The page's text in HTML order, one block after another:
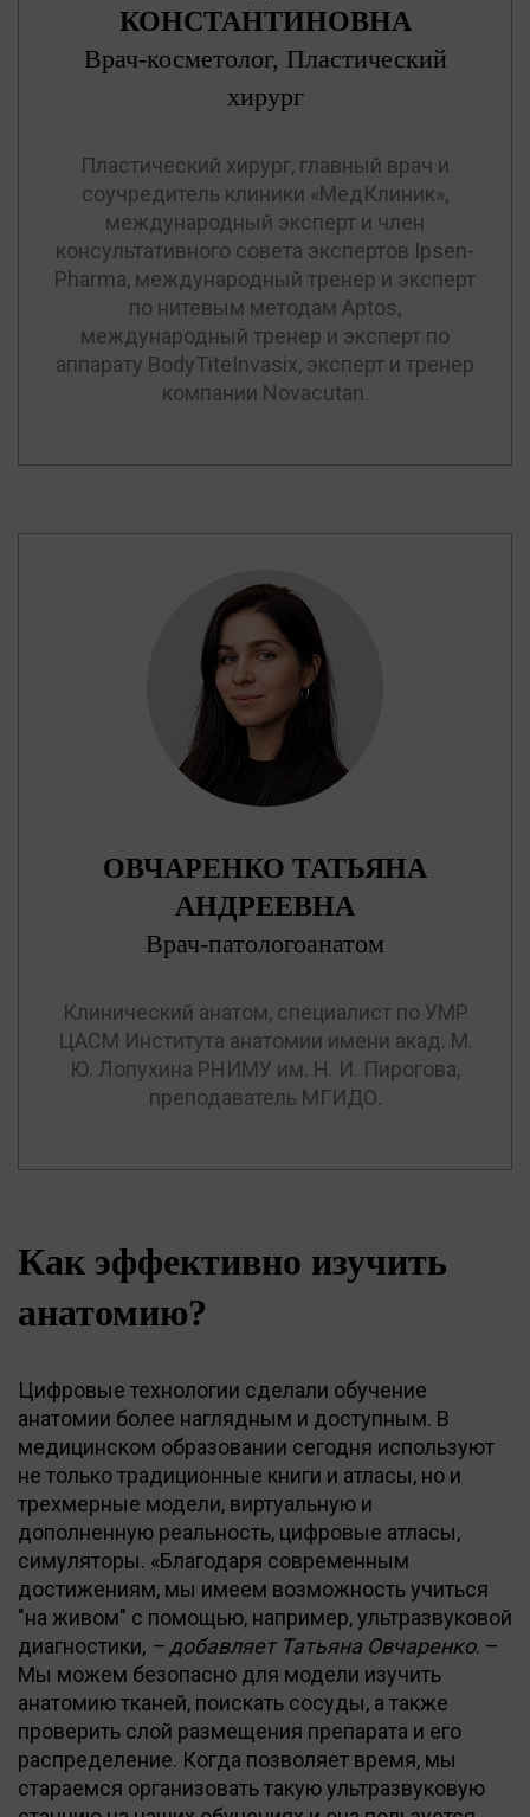
КОНСТАНТИНОВНА
Врач-косметолог, Пластический
хирург
Пластический хирург, главный врач и
соучредитель клиники «МедКлиник»,
международный эксперт и член
консультативного совета экспертов Ipsen-
Pharma, международный тренер и эксперт
по нитевым методам Aptos,
международный тренер и эксперт по
аппарату BodyTiteInvasix, эксперт и тренер
компании Novacutan.
ОВЧАРЕНКО ТАТЬЯНА
АНДРЕЕВНА
Врач-патологоанатом
Клинический анатом, специалист по УМР
ЦАСМ Института анатомии имени акад. М.
Ю. Лопухина РНИМУ им. Н. И. Пирогова,
преподаватель МГИДО.
Как эффективно изучить
анатомию?
Цифровые технологии сделали обучение
анатомии более наглядным и доступным. В
медицинском образовании сегодня используют
не только традиционные книги и атласы, но и
трехмерные модели, виртуальную и
дополненную реальность, цифровые атласы,
симуляторы. «Благодаря современным
достижениям, мы имеем возможность учиться
"на живом" с помощью, например, ультразвуковой
диагностики, – добавляет Татьяна Овчаренко. –
Мы можем безопасно для модели изучить
анатомию тканей, поискать сосуды, а также
проверить слой размещения препарата и его
распределение. Когда позволяет время, мы
стараемся организовать такую ультразвуковую